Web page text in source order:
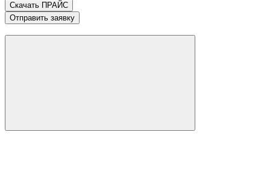
Скачать ПРАЙС
Отправить заявку